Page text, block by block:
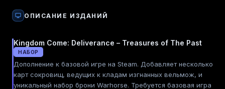
ОПИСАНИЕ ИЗДАНИЙ
Kingdom Come: Deliverance – Treasures of The Past
НАБОР
Дополнение к базовой игре на Steam. Добавляет несколько
карт сокровищ, ведущих к кладам изгнанных вельмож, и
уникальный набор брони Warhorse. Требуется базовая игра